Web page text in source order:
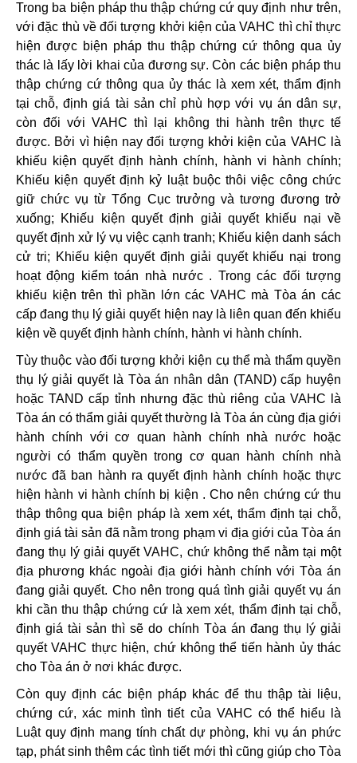
Trong ba biện pháp thu thập chứng cứ quy định như trên,
với đặc thù về đối tượng khởi kiện của VAHC thì chỉ thực
hiện được biện pháp thu thập chứng cứ thông qua ủy
thác là lấy lời khai của đương sự. Còn các biện pháp thu
thập chứng cứ thông qua ủy thác là xem xét, thẩm định
tại chỗ, định giá tài sản chỉ phù hợp với vụ án dân sự,
còn đối với VAHC thì lại không thi hành trên thực tế
được. Bởi vì hiện nay đối tượng khởi kiện của VAHC là
khiếu kiện quyết định hành chính, hành vi hành chính;
Khiếu kiện quyết định kỷ luật buộc thôi việc công chức
giữ chức vụ từ Tổng Cục trưởng và tương đương trở
xuống; Khiếu kiện quyết định giải quyết khiếu nại về
quyết định xử lý vụ việc cạnh tranh; Khiếu kiện danh sách
cử tri; Khiếu kiện quyết định giải quyết khiếu nại trong
hoạt động kiểm toán nhà nước . Trong các đối tượng
khiếu kiện trên thì phần lớn các VAHC mà Tòa án các
cấp đang thụ lý giải quyết hiện nay là liên quan đến khiếu
kiện về quyết định hành chính, hành vi hành chính.
Tùy thuộc vào đối tượng khởi kiện cụ thể mà thẩm quyền
thụ lý giải quyết là Tòa án nhân dân (TAND) cấp huyện
hoặc TAND cấp tỉnh nhưng đặc thù riêng của VAHC là
Tòa án có thẩm giải quyết thường là Tòa án cùng địa giới
hành chính với cơ quan hành chính nhà nước hoặc
người có thẩm quyền trong cơ quan hành chính nhà
nước đã ban hành ra quyết định hành chính hoặc thực
hiện hành vi hành chính bị kiện . Cho nên chứng cứ thu
thập thông qua biện pháp là xem xét, thẩm định tại chỗ,
định giá tài sản đã nằm trong phạm vi địa giới của Tòa án
đang thụ lý giải quyết VAHC, chứ không thể nằm tại một
địa phương khác ngoài địa giới hành chính với Tòa án
đang giải quyết. Cho nên trong quá tình giải quyết vụ án
khi cần thu thập chứng cứ là xem xét, thẩm định tại chỗ,
định giá tài sản thì sẽ do chính Tòa án đang thụ lý giải
quyết VAHC thực hiện, chứ không thể tiến hành ủy thác
cho Tòa án ở nơi khác được.
Còn quy định các biện pháp khác để thu thập tài liệu,
chứng cứ, xác minh tình tiết của VAHC có thể hiểu là
Luật quy định mang tính chất dự phòng, khi vụ án phức
tạp, phát sinh thêm các tình tiết mới thì cũng giúp cho Tòa